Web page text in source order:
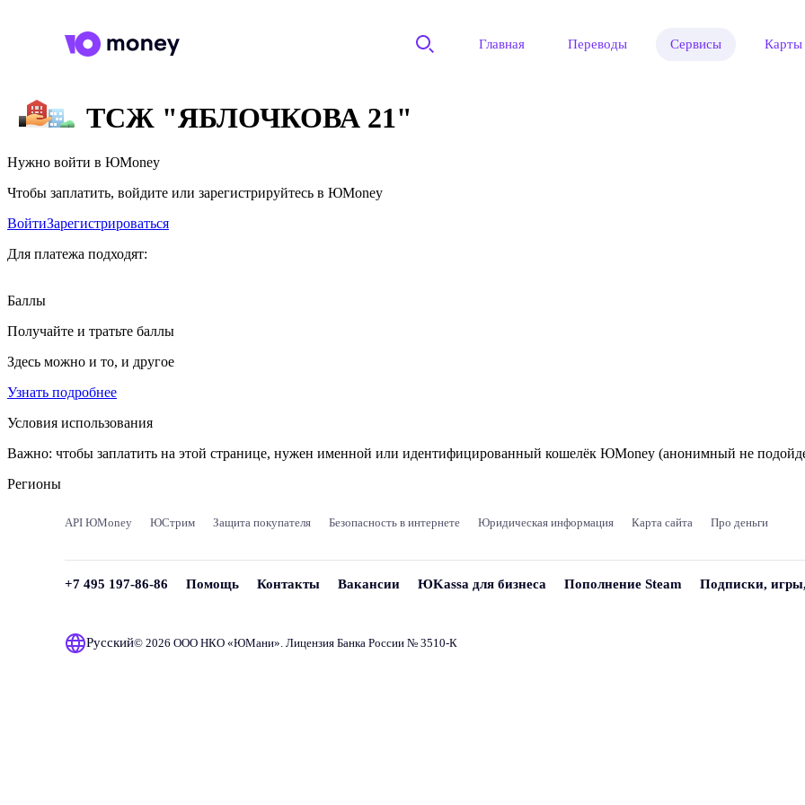
Главная Переводы Сервисы Карты
ТСЖ "ЯБЛОЧКОВА 21"
Нужно войти в ЮMoney
Чтобы заплатить, войдите или зарегистрируйтесь в ЮMoney
ВойтиЗарегистрироваться
Для платежа подходят:
Баллы
Получайте и тратьте баллы
Здесь можно и то, и другое
Узнать подробнее
Условия использования
Важно: чтобы заплатить на этой странице, нужен именной или идентифицированный кошелёк ЮMoney (анонимный не
Регионы
API ЮMoney ЮСтрим Защита покупателя Безопасность в интернете Юридическая информация Карта сайта Про деньги
+7 495 197-86-86 Помощь Контакты Вакансии ЮKassa для бизнеса Пополнение Steam Подписки,
Русский© 2026 ООО НКО «ЮМани». Лицензия Банка России № 3510‑К